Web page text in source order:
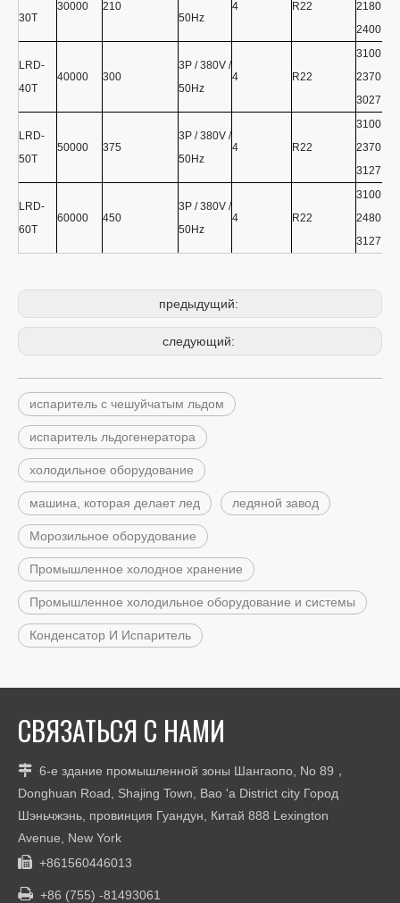
30T
30000 210
50Hz
4 R22
2180 *
2400
LRD-
40T
40000 300
3P / 380V /
50Hz
4 R22
3100 *
2370 *
3027
LRD-
50T
50000 375
3P / 380V /
50Hz
4 R22
3100 *
2370 *
3127
LRD-
60T
60000 450
3P / 380V /
50Hz
4 R22
3100 *
2480 *
3127
предыдущий:
следующий:
испаритель с чешуйчатым льдом
испаритель льдогенератора
холодильное оборудование
машина, которая делает лед ледяной завод
Морозильное оборудование
Промышленное холодное хранение
Промышленное холодильное оборудование и системы
Конденсатор И Испаритель
СВЯЗАТЬСЯ С НАМИ
 6-е здание промышленной зоны Шангаопо, No 89，
Donghuan Road, Shajing Town, Bao 'a District city Город
Шэньчжэнь, провинция Гуандун, Китай 888 Lexington
Avenue, New York
 +861560446013
 +86 (755) -81493061